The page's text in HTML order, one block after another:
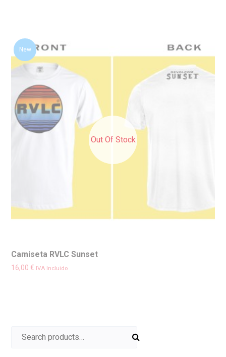
Out Of Stock
New
Camiseta RVLC Sunset
16,00€ IVA Incluido
Search for: